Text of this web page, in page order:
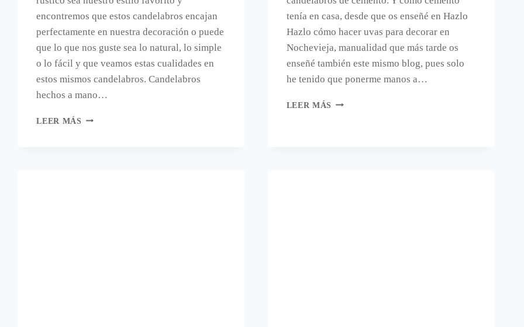
encontremos que estos candelabros encajan
perfectamente en nuestra decoración o puede
que lo que nos guste sea lo natural, lo simple
o lo fácil y que veamos estas cualidades en
estos mismos candelabros. Candelabros
hechos a mano…
LEER MÁS CANDELABROS
tenía en casa, desde que os enseñé en Hazlo
Hazlo cómo hacer uvas para decorar en
Nochevieja, manualidad que más tarde os
enseñé también este mismo blog, pues solo
he tenido que ponerme manos a…
LEER MÁS CANDELABROS